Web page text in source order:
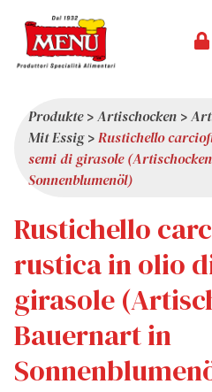
KATALOG
SERVICES
NEUHEITEN
PRÄMIEN
PRESSESCHAU
ÜBER UNS
QUALITÄT
WERTE
SHOWROOM
ARBEITEN SIE MIT UNS
Produkte>Artischocken >
Mit Essig>Rustichello
semi di girasole
Sonnenblumenöl)
Rustichello
rustica in olio
girasole
Bauernart in